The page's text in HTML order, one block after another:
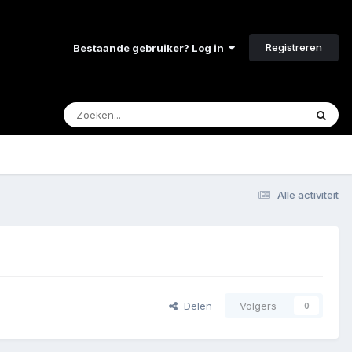
Bestaande gebruiker? Log in Registreren
Alle activiteit
Delen Volgers 0